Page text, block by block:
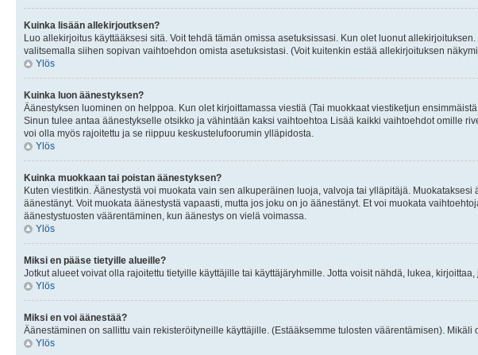
Kuinka lisään allekirjoutksen?
Luo allekirjoitus käyttääksesi sitä. Voit tehdä tämän omissa asetuksissasi. Kun olet luonut allekirjoituksen.
valitsemalla siihen sopivan vaihtoehdon omista asetuksistasi. (Voit kuitenkin estää allekirjoituksen
Ylös
Kuinka luon äänestyksen?
Äänestyksen luominen on helppoa. Kun olet kirjoittamassa viestiä (Tai muokkaat viestiketjun
Sinun tulee antaa äänestykselle otsikko ja vähintään kaksi vaihtoehtoa Lisää kaikki vaihtoehdot omille
voi olla myös rajoitettu ja se riippuu keskustelufoorumin ylläpidosta.
Ylös
Kuinka muokkaan tai poistan äänestyksen?
Kuten viestitkin. Äänestystä voi muokata vain sen alkuperäinen luoja, valvoja tai ylläpitäjä.
äänestänyt. Voit muokata äänestystä vapaasti, mutta jos joku on jo äänestänyt. Et voi muokata
äänestystuosten väärentäminen, kun äänestys on vielä voimassa.
Ylös
Miksi en pääse tietyille alueille?
Jotkut alueet voivat olla rajoitettu tietyille käyttäjille tai käyttäjäryhmille. Jotta voisit nähdä, lukea,
Ylös
Miksi en voi äänestää?
Äänestäminen on sallittu vain rekisteröityneille käyttäjille. (Estääksemme tulosten väärentämisen).
Ylös